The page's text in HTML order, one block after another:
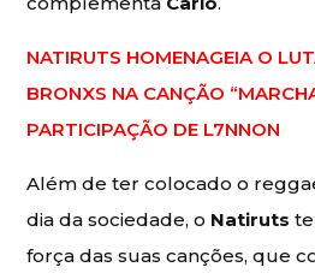
NATIRUTS HOMENAGEIA O
BRONXS NA CANÇÃO
PARTICIPAÇÃO DE L7NNON
Além de ter colocado o
dia da sociedade, o Natiruts
força das suas canções, que